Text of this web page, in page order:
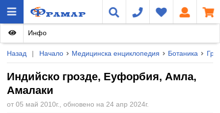
Назад | Начало Медицинска енциклопедия Ботаника
Индийско грозде, Еуфорбия, Амла,
Амалаки
от 05 май 2010г., обновено на 24 апр 2024г.
Инфо